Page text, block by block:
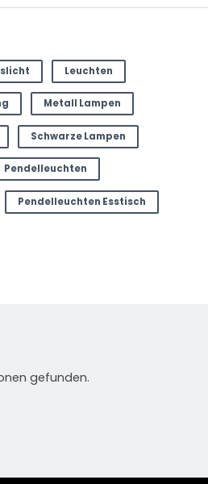
Leuchten
Metall Lampen
Schwarze Lampen
Pendelleuchten
Pendelleuchten Esstisch
gefunden.